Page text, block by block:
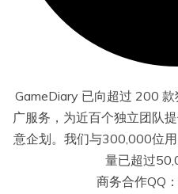
GameDiary 已向超过 200
广服务，为近百个独立团队
意企划。我们与300,000位
量已超过
商务合作QQ